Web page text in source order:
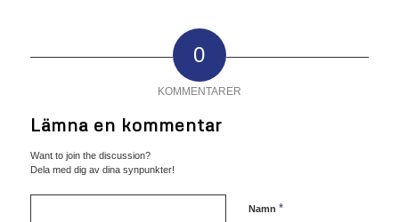
0
KOMMENTARER
Lämna en kommentar
Want to join the discussion?
Dela med dig av dina synpunkter!
Namn *